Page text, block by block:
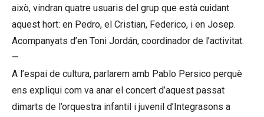
això, vindran quatre usuaris del grup que està cuidant
aquest hort: en Pedro, el Cristian, Federico, i en Josep.
Acompanyats d’en Toni Jordán, coordinador de l’activitat.
—
A l’espai de cultura, parlarem amb Pablo Persico perquè
ens expliqui com va anar el concert d’aquest passat
dimarts de l’orquestra infantil i juvenil d’Integrasons a